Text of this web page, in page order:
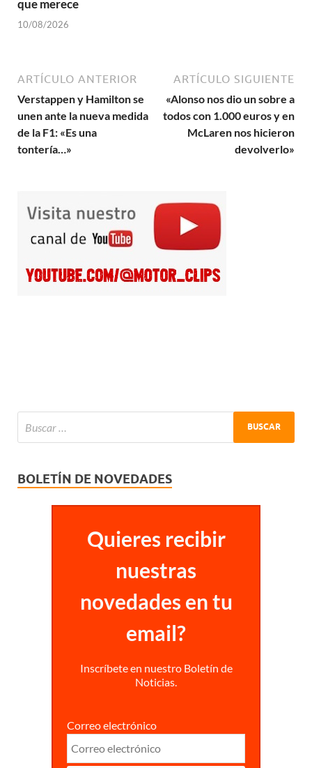
que merece
10/08/2026
ARTÍCULO ANTERIOR
Verstappen y Hamilton se
unen ante la nueva medida
de la F1: «Es una
tontería…»
ARTÍCULO SIGUIENTE
«Alonso nos dio un sobre a
todos con 1.000 euros y en
McLaren nos hicieron
devolverlo»
BOLETÍN DE NOVEDADES
Quieres recibir
nuestras
novedades en tu
email?
Inscríbete en nuestro Boletín de
Noticias.
Correo electrónico